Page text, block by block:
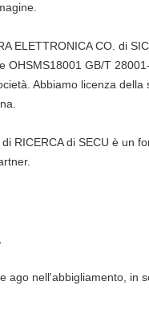
ELETTRONICA CO. di
OHSMS18001 GB/T
Abbiamo licenza
di RICERCA di SECU è un
ago nell'abbigliamento, in